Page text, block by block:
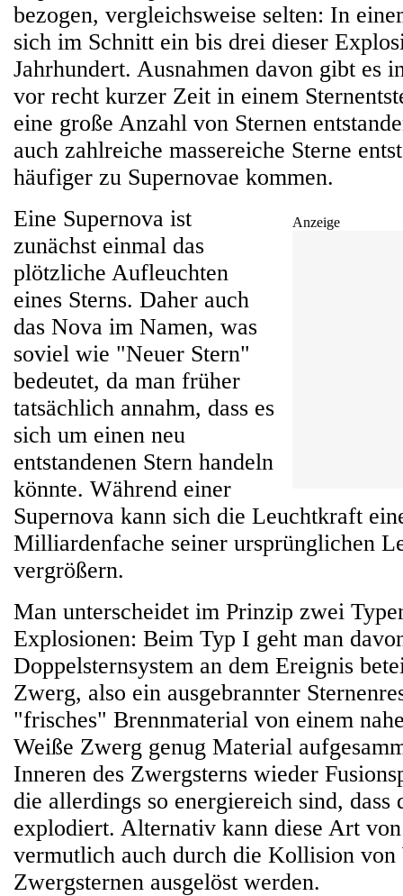
bezogen, vergleichsweise selten: In
sich im Schnitt ein bis drei dieser
Jahrhundert. Ausnahmen davon gibt es
vor recht kurzer Zeit in einem
eine große Anzahl von Sternen
auch zahlreiche massereiche Sterne
häufiger zu Supernovae kommen.
Anzeige
Eine Supernova ist
zunächst einmal das
plötzliche Aufleuchten
eines Sterns. Daher auch
das Nova im Namen, was
soviel wie "Neuer Stern"
bedeutet, da man früher
tatsächlich annahm, dass es
sich um einen neu
entstandenen Stern handeln
könnte. Während einer
Supernova kann sich die Leuchtkraft
Milliardenfache seiner ursprünglichen
vergrößern.
Man unterscheidet im Prinzip zwei
Explosionen: Beim Typ I geht man
Doppelsternsystem an dem Ereignis
Zwerg, also ein ausgebrannter
"frisches" Brennmaterial von einem
Weiße Zwerg genug Material
Inneren des Zwergsterns wieder
die allerdings so energiereich sind, dass
explodiert. Alternativ kann diese Art
vermutlich auch durch die Kollision von
Zwergsternen ausgelöst werden.